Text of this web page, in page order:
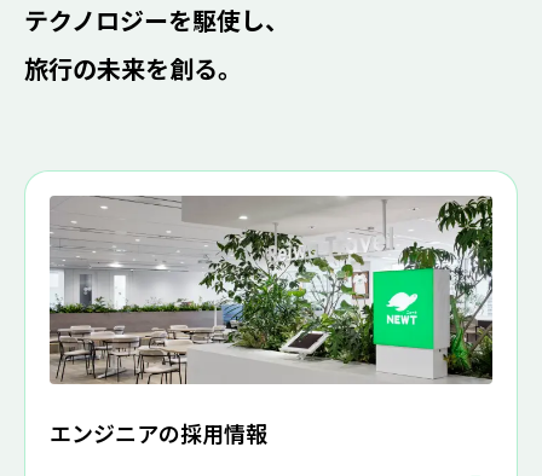
テクノロジーを駆使し、
旅行の未来を創る。
エンジニアの採用情報